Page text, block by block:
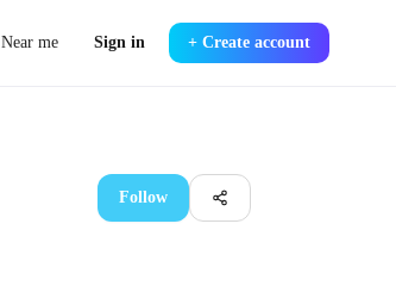
Near me Sign in + Create account
Follow